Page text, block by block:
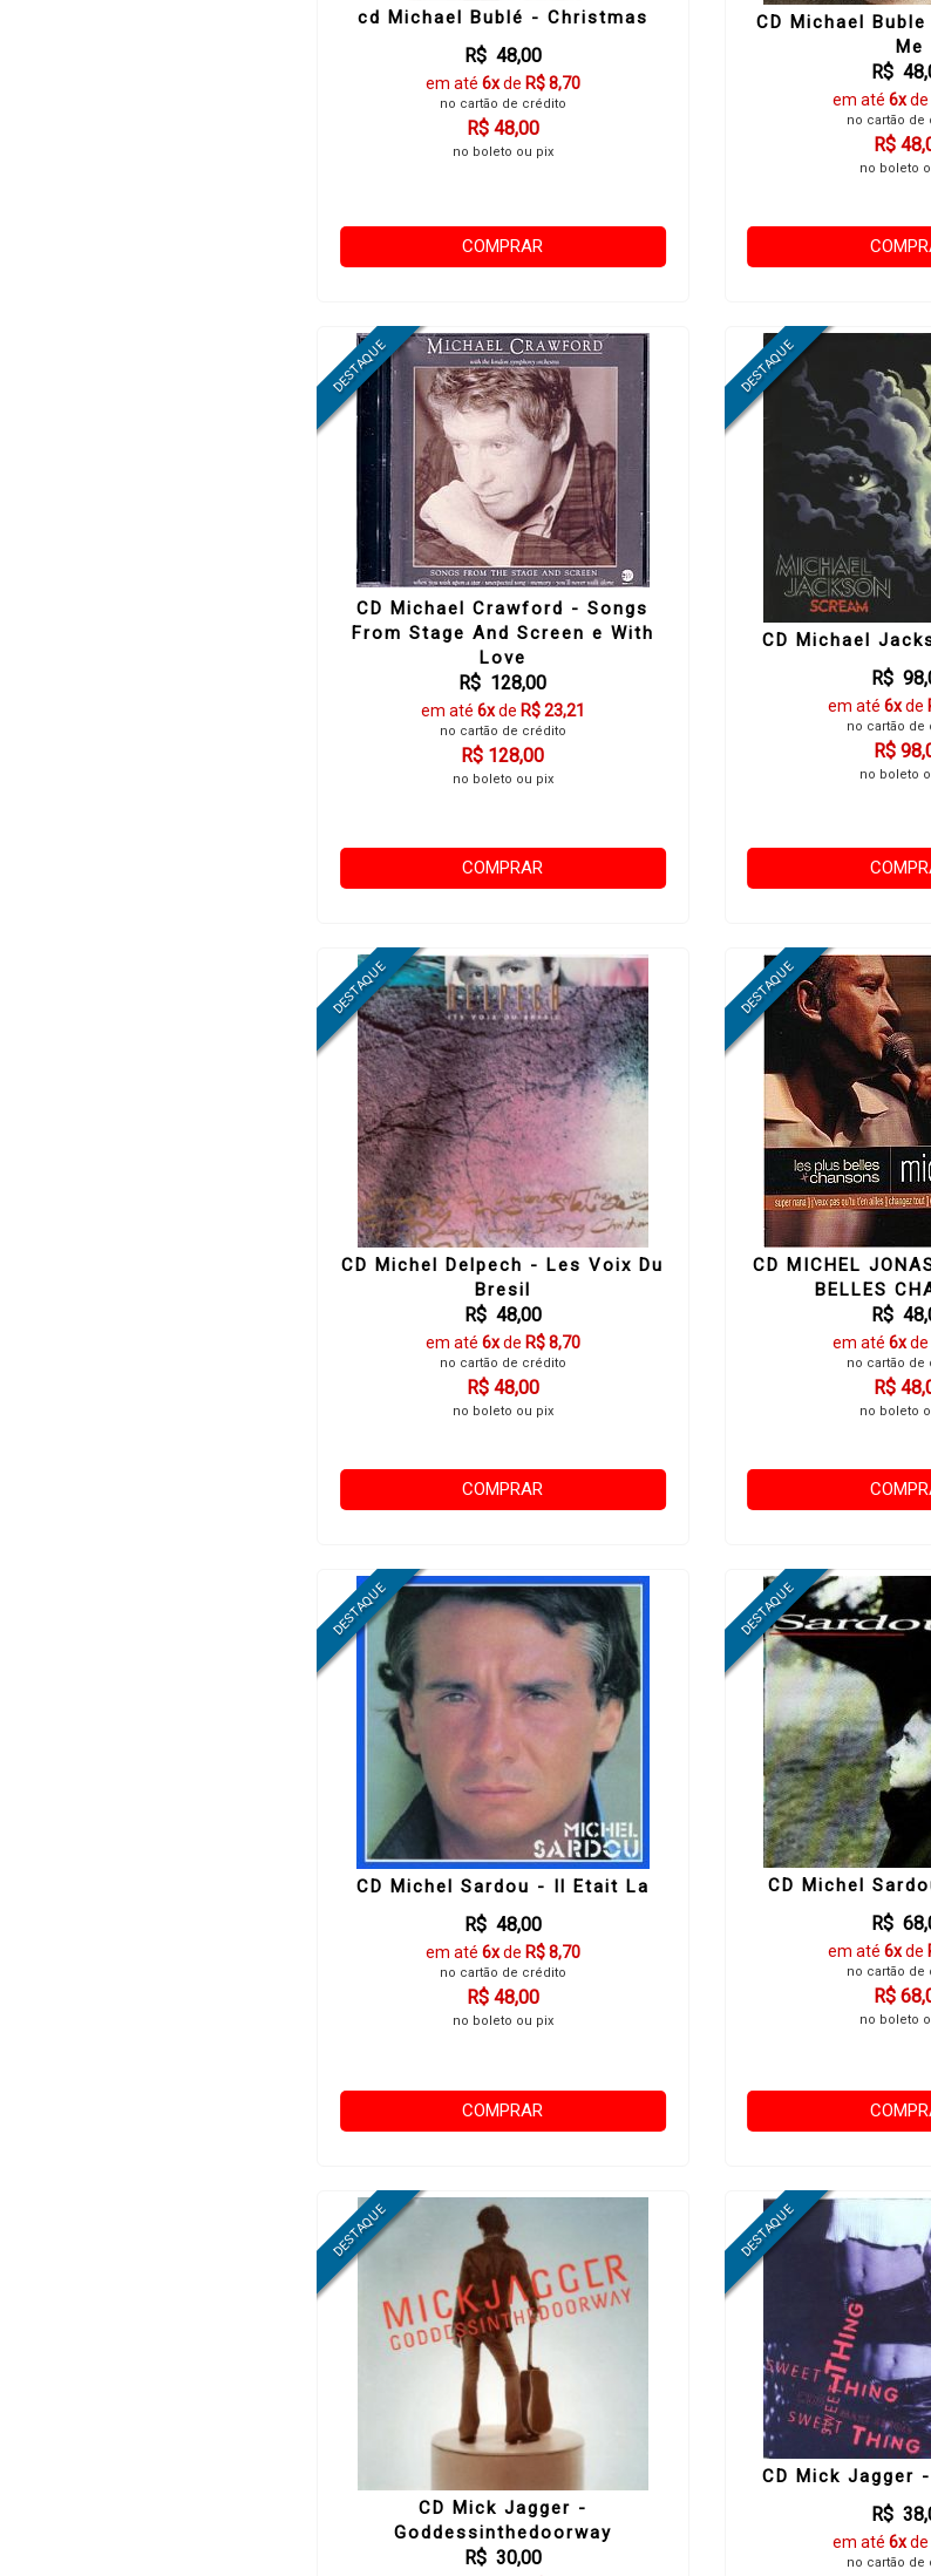
cd Michael Bublé - Christmas
R$ 48,00
em até 6xde R$ 8,70
no cartão de crédito
R$ 48,00
no boleto ou pix
COMPRAR
CD Michael
Me
R$
em até6xde
no cartão de
R$
no boleto
CD Michael Crawford - Songs
From Stage And Screen e With
Love
R$ 128,00
em até 6xde R$ 23,21
no cartão de crédito
R$ 128,00
no boleto ou pix
COMPRAR
CD Michael
R$
em até6xde
no cartão de
R$
no boleto
CD Michel Delpech - Les Voix Du
Bresil
R$ 48,00
em até 6xde R$ 8,70
no cartão de crédito
R$ 48,00
no boleto ou pix
COMPRAR
CD MICHEL
BELLES
R$
em até6xde
no cartão de
R$
no boleto
CD Michel Sardou - Il Etait La
R$ 48,00
em até 6xde R$ 8,70
no cartão de crédito
R$ 48,00
no boleto ou pix
COMPRAR
CD Michel
R$
em até6xde
no cartão de
R$
no boleto
CD Mick Jagger -
Goddessinthedoorway
R$ 30,00
CD Mick Jagger
R$
em até6xde
no cartão de